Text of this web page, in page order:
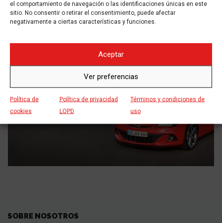
el comportamiento de navegación o las identificaciones únicas en este
sitio. No consentir o retirar el consentimiento, puede afectar
negativamente a ciertas características y funciones.
Aceptar
Ver preferencias
Política de
cookies
Política de privacidad
LOPD
Términos y condiciones de
uso
NULLA VITAE ELIT
SOBRE NOSOTROS